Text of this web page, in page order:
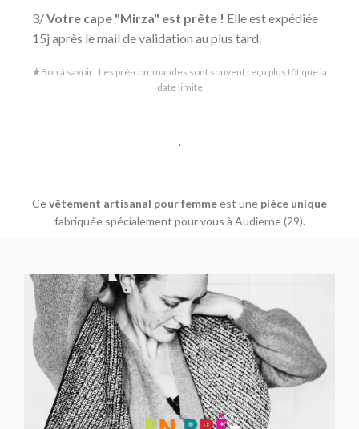
3/Votre cape "Mirza" est prête ! Elle est expédiée
15j après le mail de validation au plus tard.
★Bon à savoir : Les pré-commandes sont souvent reçu plus tôt que la
date limite
.
Cevêtement artisanal pour femmeest une pièce unique
fabriquée spécialement pour vous à Audierne (29).